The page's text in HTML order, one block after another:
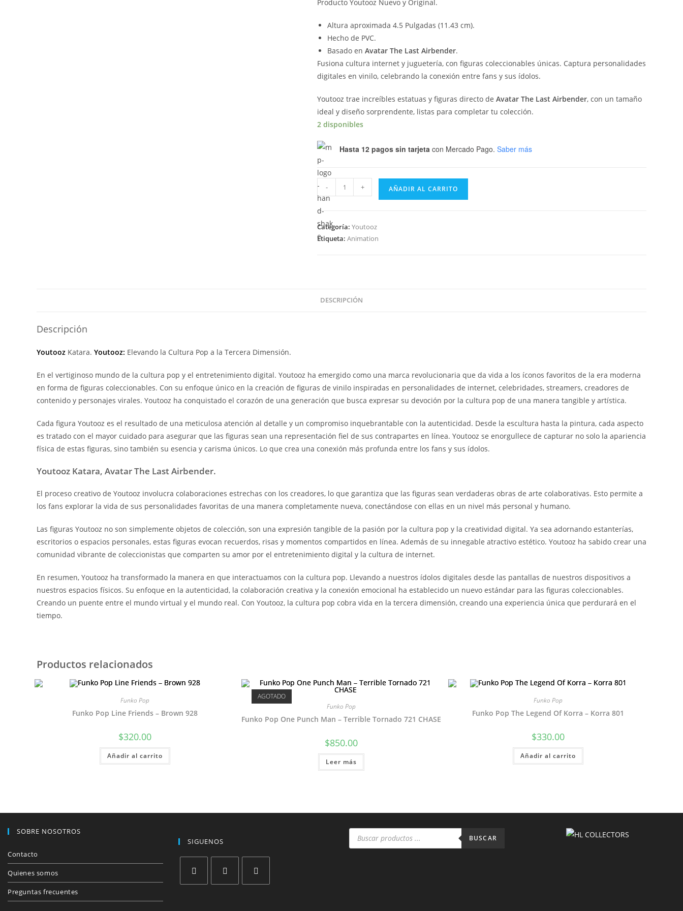
Producto Youtooz Nuevo y Original.
Altura aproximada 4.5 Pulgadas (11.43 cm).
Hecho de PVC.
Basado en Avatar The Last Airbender.
Fusiona cultura internet y juguetería, con figuras coleccionables únicas. Captura personalidades
digitales en vinilo, celebrando la conexión entre fans y sus ídolos.
Youtooz trae increíbles estatuas y figuras directo de Avatar The Last Airbender, con un tamaño
ideal y diseño sorprendente, listas para completar tu colección.
2 disponibles
Hasta 12 pagos sin tarjeta con Mercado Pago. Saber más
Youtooz
Avatar
The
Last
Airbender
- + AÑADIR AL CARRITO
Categoría: Youtooz
Etiqueta: Animation
DESCRIPCIÓN
Descripción
Youtooz Katara. Youtooz: Elevando la Cultura Pop a la Tercera Dimensión.
En el vertiginoso mundo de la cultura pop y el entretenimiento digital. Youtooz ha emergido como una marca revolucionaria que da vida a los íconos favoritos de la era moderna
en forma de figuras coleccionables. Con su enfoque único en la creación de figuras de vinilo inspiradas en personalidades de internet, celebridades, streamers, creadores de
contenido y personajes virales. Youtooz ha conquistado el corazón de una generación que busca expresar su devoción por la cultura pop de una manera tangible y artística.
Cada figura Youtooz es el resultado de una meticulosa atención al detalle y un compromiso inquebrantable con la autenticidad. Desde la escultura hasta la pintura, cada aspecto
es tratado con el mayor cuidado para asegurar que las figuras sean una representación fiel de sus contrapartes en línea. Youtooz se enorgullece de capturar no solo la apariencia
física de estas figuras, sino también su esencia y carisma únicos. Lo que crea una conexión más profunda entre los fans y sus ídolos.
Youtooz Katara, Avatar The Last Airbender.
El proceso creativo de Youtooz involucra colaboraciones estrechas con los creadores, lo que garantiza que las figuras sean verdaderas obras de arte colaborativas. Esto permite a
los fans explorar la vida de sus personalidades favoritas de una manera completamente nueva, conectándose con ellas en un nivel más personal y humano.
Las figuras Youtooz no son simplemente objetos de colección, son una expresión tangible de la pasión por la cultura pop y la creatividad digital. Ya sea adornando estanterías,
escritorios o espacios personales, estas figuras evocan recuerdos, risas y momentos compartidos en línea. Además de su innegable atractivo estético. Youtooz ha sabido crear una
comunidad vibrante de coleccionistas que comparten su amor por el entretenimiento digital y la cultura de internet.
En resumen, Youtooz ha transformado la manera en que interactuamos con la cultura pop. Llevando a nuestros ídolos digitales desde las pantallas de nuestros dispositivos a
nuestros espacios físicos. Su enfoque en la autenticidad, la colaboración creativa y la conexión emocional ha establecido un nuevo estándar para las figuras coleccionables.
Creando un puente entre el mundo virtual y el mundo real. Con Youtooz, la cultura pop cobra vida en la tercera dimensión, creando una experiencia única que perdurará en el
tiempo.
Productos relacionados
Funko Pop
Funko Pop Line Friends – Brown 928
$320.00
Añadir al carrito
AGOTADO
Funko Pop
Funko Pop One Punch Man – Terrible Tornado 721 CHASE
$850.00
Leer más
Funko Pop
Funko Pop The Legend Of Korra – Korra 801
$330.00
Añadir al carrito
SOBRE NOSOTROS
Contacto
Quienes somos
Preguntas frecuentes
SIGUENOS
Búsqueda
productos
BUSCAR